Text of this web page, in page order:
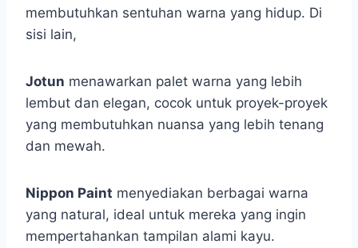
membutuhkan sentuhan warna yang hidup. Di
sisi lain,
Jotun menawarkan palet warna yang lebih
lembut dan elegan, cocok untuk proyek-proyek
yang membutuhkan nuansa yang lebih tenang
dan mewah.
Nippon Paint menyediakan berbagai warna
yang natural, ideal untuk mereka yang ingin
mempertahankan tampilan alami kayu.